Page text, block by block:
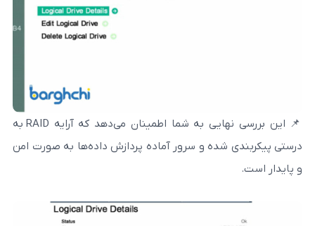
📌 این بررسی نهایی به شما اطمینان می‌دهد که آرایه RAID به
و سرور آماده پردازش داده‌ها به‌ صورت امن